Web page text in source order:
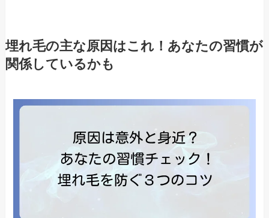
埋れ毛の主な原因はこれ！あなたの習慣が
関係しているかも